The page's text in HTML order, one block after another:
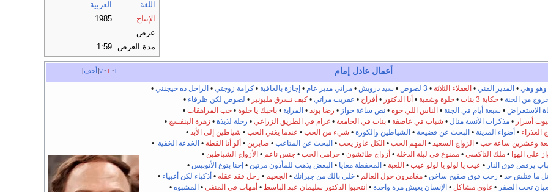
اللغة
العربية
الإنتاج
1985
عرض
مدة العرض
1:59
أخف v t e أعمال عادل إمام
وهو وهي •المدير الفني •العقلاء الثلاثة • 3 لصوص • سيد درويش •مراتي مدير عام •إجازة بالعافية •كرامة زوجتي •الراجل ده حيجنني •
من الجنة •حكاية 3 بنات •حلوة وشقية •أنا الدكتور •أفراح • عفريت مراتي •كيف تسرق مليونير • لصوص لكن ظرفاء •
الاستعراض • سبعة أيام في الجنة •الناس اللي جوه •نص ساعة جواز • رضا بوند •المراية •باحبك يا حلوة •حب المراهقات •
أسرار •مذكرات الآنسة منال • شباب في عاصفة •بنات في الجامعة •غرام في الطريق الزراعي • رحلة لذيذة • زهرة البنفسج •
العذراء •أضواء المدينة •البحث عن فضيحة •الشياطين والكورة • شيء من الحب • عندما يغني الحب • شياطين إلى الأبد •
وعشرين ساعة حب •الزواج السعيد •المهم الحب •الكل عاوز يحب •البحث عن المتاعب •صابرين •ألو أنا القطة •الخدعة الخفية •
على الهوا •ملك التاكسي •ممنوع في ليلة الدخلة •أزواج طائشون •حرامى الحب •جنس ناعم •الأزواج الشياطين •
يرقص فوق النار • عيب يا لولو يا لولو عيب •اللعبة •المحفظة معايا •البعض يذهب للمأذون مرتين •إحنا بتوع الأتوبيس •
ما قتلش حد • رجب فوق صفيح ساخن •مغامرون حول العالم •خلي بالك من جيرانك •الجحيم • رجل فقد عقله •أذكياء لكن أغبياء •
تحت الصفر •غاوى مشاكل •الإنسان يعيش مرة واحدة •انتخبوا الدكتور سليمان عبد الباسط •أمهات في المنفى •المشبوه •